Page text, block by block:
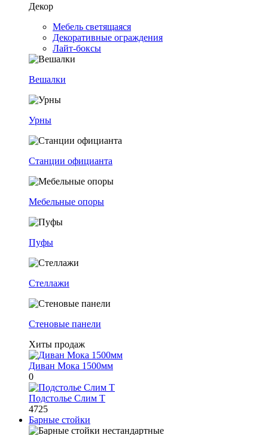
Декор
Мебель светящаяся
Декоративные ограждения
Лайт-боксы
Вешалки
Урны
Станции официанта
Мебельные опоры
Пуфы
Стеллажи
Стеновые панели
Хиты продаж
Диван Мока 1500мм
0
Подстолье Слим Т
4725
Барные стойки